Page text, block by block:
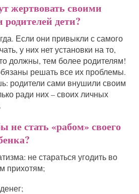
жертвовать своими
дети?
Если они привыкли с самого
у них нет установки на то,
должны, тем более родителям!
решать все их проблемы.
родители сами внушили своим
ради них – своих личных
не стать «рабом» своего
не стараться угодить во
прихотям;